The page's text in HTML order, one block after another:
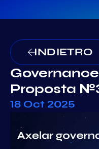
INDIETRO
Proposta
18 Oct 2025